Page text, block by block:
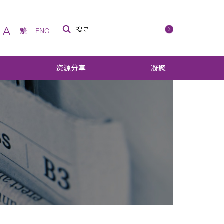
A 繁 ENG
资源分享 凝聚